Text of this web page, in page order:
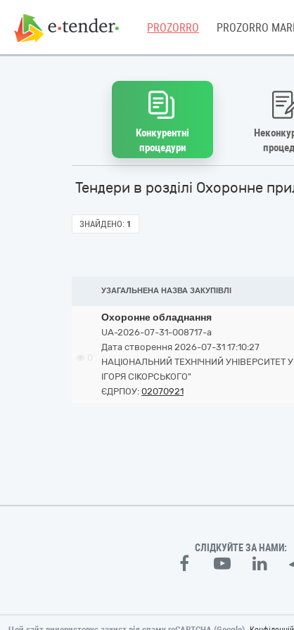
PROZORRO PROZORRO
Конкурентні
процедури
Тендери в розділі Охоронне
ЗНАЙДЕНО: 1
УЗАГАЛЬНЕНА НАЗВА ЗАКУПІВЛІ
Охоронне обладнання
UA-2026-07-31-008717-a
Дата створення 2026-07-31 17:10:27
НАЦІОНАЛЬНИЙ ТЕХНІЧНИЙ УНІВЕРСИТЕТ
ІГОРЯ СІКОРСЬКОГО"
ЄДРПОУ: 02070921
СЛІДКУЙТЕ ЗА НАМИ: